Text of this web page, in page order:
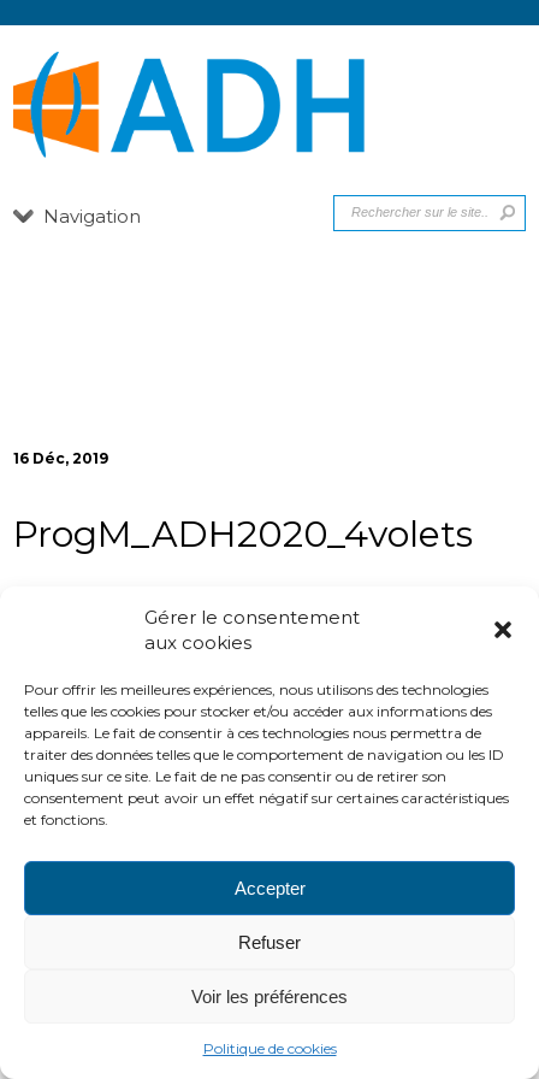
Gérer le consentement
aux cookies
Pour offrir les meilleures expériences, nous utilisons des technologies
telles que les cookies pour stocker et/ou accéder aux informations des
appareils. Le fait de consentir à ces technologies nous permettra de
traiter des données telles que le comportement de navigation ou les ID
uniques sur ce site. Le fait de ne pas consentir ou de retirer son
consentement peut avoir un effet négatif sur certaines caractéristiques
et fonctions.
Accepter
Refuser
Voir les préférences
Politique de cookies
Navigation
16 Déc, 2019
ProgM_ADH2020_4volets
CONTACTS
2016 ADH